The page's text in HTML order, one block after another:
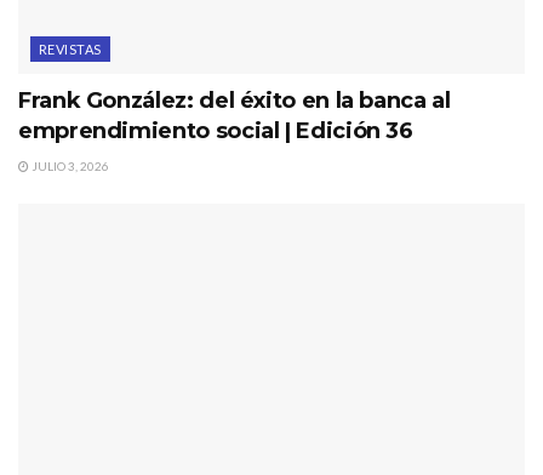
REVISTAS
Frank González: del éxito en la banca al
emprendimiento social | Edición 36
JULIO 3, 2026